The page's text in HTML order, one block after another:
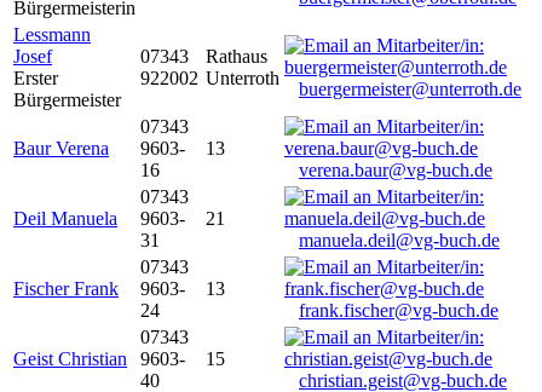
Bürgermeisterin
Lessmann
Josef
Erster
Bürgermeister
07343
922002
Rathaus
Unterroth
buergermeister@unterroth.de
Baur Verena
07343
9603-
16
13
verena.baur@vg-buch.de
Deil Manuela
07343
9603-
31
21
manuela.deil@vg-buch.de
Fischer Frank
07343
9603-
24
13
frank.fischer@vg-buch.de
Geist Christian
07343
9603-
40
15
christian.geist@vg-buch.de